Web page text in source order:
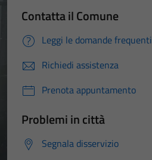
Contatta il Comune
Leggi le domande frequenti
Richiedi assistenza
Prenota appuntamento
Problemi in città
Segnala disservizio